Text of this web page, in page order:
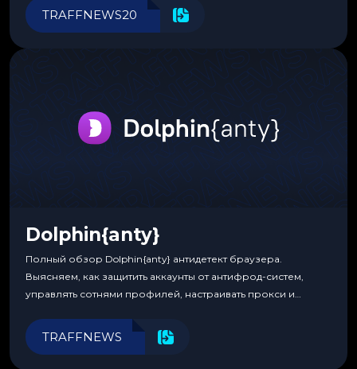
инструменты для управления финансами.
TRAFFNEWS20
Dolphin{anty}
Полный обзор Dolphin{anty} антидетект браузера.
Выясняем, как защитить аккаунты от антифрод-систем,
управлять сотнями профилей, настраивать прокси и
эффективности.
TRAFFNEWS